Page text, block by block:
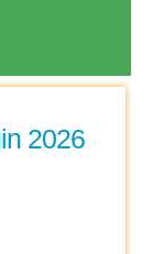
2026